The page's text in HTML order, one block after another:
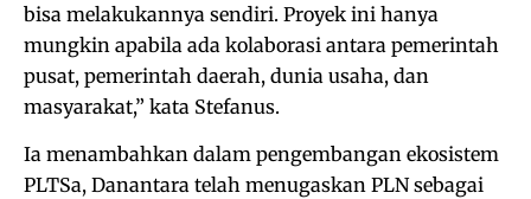
bisa melakukannya sendiri. Proyek ini hanya
mungkin apabila ada kolaborasi antara pemerintah
pusat, pemerintah daerah, dunia usaha, dan
masyarakat,” kata Stefanus.
Ia menambahkan dalam pengembangan ekosistem
PLTSa, Danantara telah menugaskan PLN sebagai